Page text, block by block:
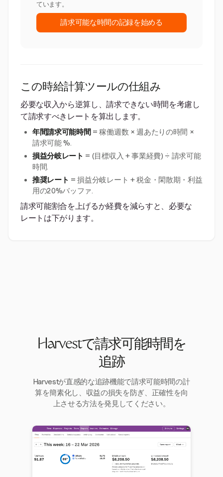
ています。
請求可能な時間の記録を始める
この時給計算ツールの仕組み
必要な収入から逆算し、請求できない時間を考慮し
て請求すべきレートを算出します。
年間請求可能時間 = 稼働週数 × 週あたりの時間 ×
請求可能 %.
損益分岐レート = (目標収入 + 事業経費) ÷ 請求可能
時間.
推奨レート = 損益分岐レート + 税金・閑散期・利益
用の20%バッファ.
請求可能割合を上げるか経費を減らすと、必要な
レートは下がります。
Harvestで請求可能時間を
追跡
Harvestが直感的な追跡機能で請求可能時間の計
算を簡素化し、収益の損失を防ぎ、正確性を向
上させる方法を発見してください。